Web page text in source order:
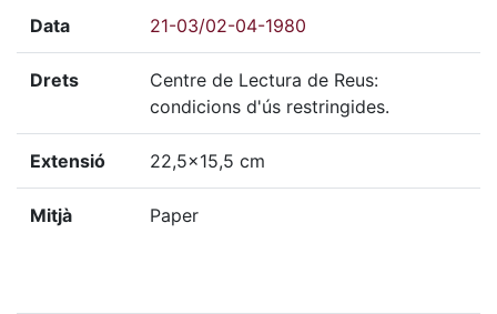
Data 21-03/02-04-1980
Drets
Centre de Lectura de Reus:
condicions d'ús restringides.
Extensió 22,5x15,5 cm
Mitjà Paper